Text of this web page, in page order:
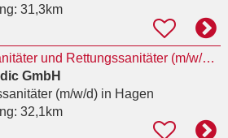
31,3km
Notfallsanitäter und Rettungssanitäter (m/w/d) in der öffentlichen Notfallrettung in Hagen
GmbH
(m/w/d)in Hagen
32,1km